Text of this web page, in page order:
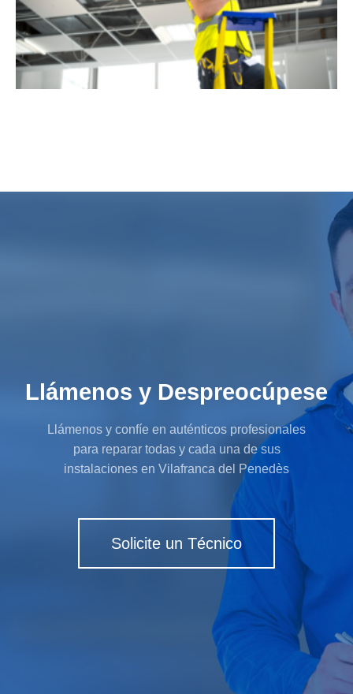
Llámenos y Despreocúpese
Llámenos y confíe en auténticos profesionales
para reparar todas y cada una de sus
instalaciones en Vilafranca del Penedès
Solicite un Técnico